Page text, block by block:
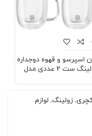
اسپرسو و قهوه دوجداره
زولینگ ست 2 عددی مدل
, زولینگ, لوازم